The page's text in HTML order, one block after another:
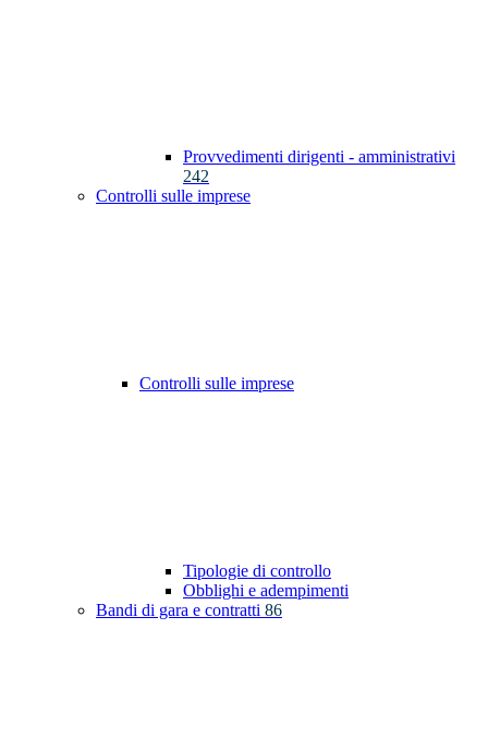
Provvedimenti dirigenti - amministrativi
242
Controlli sulle imprese
Controlli sulle imprese
Tipologie di controllo
Obblighi e adempimenti
Bandi di gara e contratti 86